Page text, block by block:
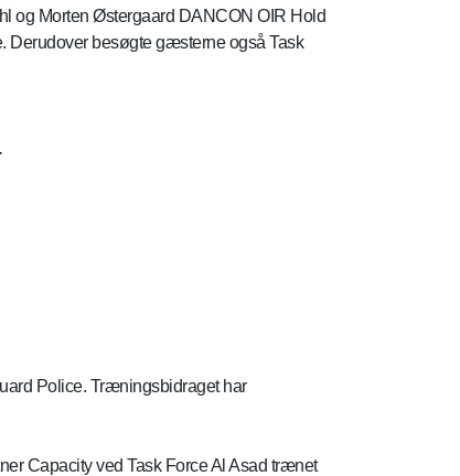
og Morten Østergaard DANCON OIR Hold
Derudover besøgte gæsterne også Task
Police. Træningsbidraget har
Capacity ved Task Force Al Asad trænet